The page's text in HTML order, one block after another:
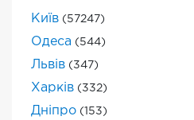
Київ (57247)
Одеса (544)
Львів (347)
Харків (332)
Дніпро (153)